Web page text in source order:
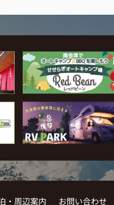
・周辺案内 お問い合わせ